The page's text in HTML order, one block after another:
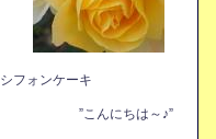
シフォンケーキ
”こんにちは～♪”